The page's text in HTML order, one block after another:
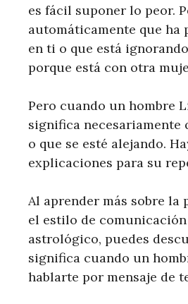
es fácil suponer lo peor.
automáticamente que ha
en ti o que está
porque está con otra
Pero cuando un hombre
significa necesariamente
o que se esté alejando.
explicaciones para su
Al aprender más sobre la
el estilo de
astrológico, puedes
significa cuando un
hablarte por mensaje de